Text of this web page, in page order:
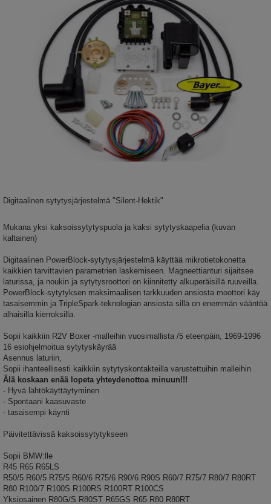
Digitaalinen sytytysjärjestelmä "Silent-Hektik"
Mukana yksi kaksoissytytyspuola ja kaksi sytytyskaapelia (kuvan
kaltainen)
Digitaalinen PowerBlock-sytytysjärjestelmä käyttää mikrotietokonetta
kaikkien tarvittavien parametrien laskemiseen. Magneettianturi sijaitsee
laturissa, ja noukin ja sytytysroottori on kiinnitetty alkuperäisillä ruuveilla.
PowerBlock-sytytyksen maksimaalisen tarkkuuden ansiosta moottori käy
tasaisemmin ja TripleSpark-teknologian ansiosta sillä on enemmän vääntöä
alhaisilla kierroksilla.
Sopii kaikkiin R2V Boxer -malleihin vuosimallista /5 eteenpäin, 1969-1996
16 esiohjelmoitua sytytyskäyrää
Asennus laturiin,
Sopii ihanteellisesti kaikkiin sytytyskontakteilla varustettuihin malleihin
Älä koskaan enää lopeta yhteydenottoa minuun!!!
- Hyvä lähtökäyttäytyminen
- Spontaani kaasuvaste
- tasaisempi käynti
Päivitettävissä kaksoissytytykseen
Sopii BMW:lle
R45 R65 R65LS
R50/5 R60/5 R75/5 R60/6 R75/6 R90/6 R90S R60/7 R75/7 R80/7 R80RT
R80 R100/7 R100S R100RS R100RT R100CS
Yksiosainen R80G/S R80ST R65GS R65 R80 R80RT